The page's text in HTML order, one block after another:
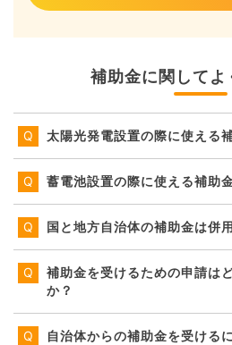
補助金に関してよ
太陽光発電設置の際に使える
蓄電池設置の際に使える補助
国と地方自治体の補助金は併
補助金を受けるための申請は
か？
自治体からの補助金を受ける